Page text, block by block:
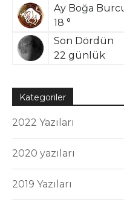
Ay Boğa
18 °
Son Dördün
22 günlük
Kategoriler
2022 Yazıları
2020 yazıları
2019 Yazıları